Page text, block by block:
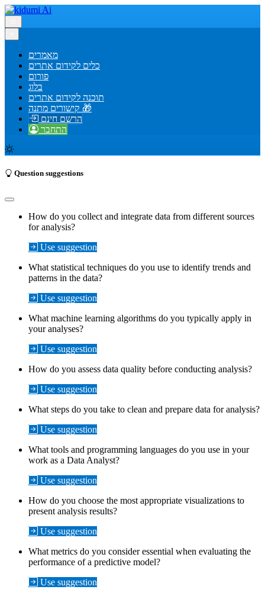
מאמרים
כלים לקידום אתרים
פורום
בלוג
תוכנה לקידום אתרים
קישורים מתנה 🎁
הרשם חינם
התחבר
Question suggestions
How do you collect and integrate data from different sources
for analysis?
Use suggestion
What statistical techniques do you use to identify trends and
patterns in the data?
Use suggestion
What machine learning algorithms do you typically apply in
your analyses?
Use suggestion
How do you assess data quality before conducting analysis?
Use suggestion
What steps do you take to clean and prepare data for analysis?
Use suggestion
What tools and programming languages do you use in your
work as a Data Analyst?
Use suggestion
How do you choose the most appropriate visualizations to
present analysis results?
Use suggestion
What metrics do you consider essential when evaluating the
performance of a predictive model?
Use suggestion